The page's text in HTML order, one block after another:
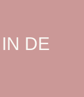
DE